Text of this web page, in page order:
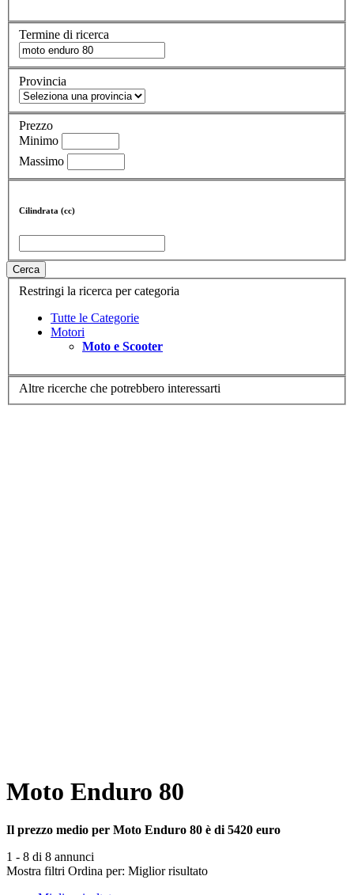
Termine di ricerca
Provincia
Prezzo
Minimo
Massimo
Cilindrata (cc)
Cerca
Restringi la ricerca per categoria
Tutte le Categorie
Motori
Moto e Scooter
Altre ricerche che potrebbero interessarti
Moto Enduro 80
Il prezzo medio per Moto Enduro 80 è di 5420 euro
1 - 8 di 8 annunci
Mostra filtri Ordina per: Miglior risultato